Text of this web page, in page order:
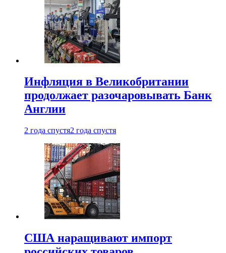
Инфляция в Великобритании
продолжает разочаровывать Банк
Англии
2 года спустя2 года спустя
США наращивают импорт